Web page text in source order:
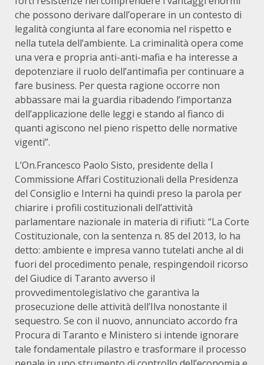
che possono derivare dall’operare in un contesto di
legalità congiunta al fare economia nel rispetto e
nella tutela dell’ambiente. La criminalità opera come
una vera e propria anti-anti-mafia e ha interesse a
depotenziare il ruolo dell’antimafia per continuare a
fare business. Per questa ragione occorre non
abbassare mai la guardia ribadendo l’importanza
dell’applicazione delle leggi e stando al fianco di
quanti agiscono nel pieno rispetto delle normative
vigenti”.
L’On.Francesco Paolo Sisto, presidente della I
Commissione Affari Costituzionali della Presidenza
del Consiglio e Interni ha quindi preso la parola per
chiarire i profili costituzionali dell’attività
parlamentare nazionale in materia di rifiuti: “La Corte
Costituzionale, con la sentenza n. 85 del 2013, lo ha
detto: ambiente e impresa vanno tutelati anche al di
fuori del procedimento penale, respingendoil ricorso
del Giudice di Taranto avverso il
provvedimentolegislativo che garantiva la
prosecuzione delle attività dell’Ilva nonostante il
sequestro. Se con il nuovo, annunciato accordo fra
Procura di Taranto e Ministero si intende ignorare
tale fondamentale pilastro e trasformare il processo